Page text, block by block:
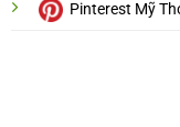
Pinterest Mỹ